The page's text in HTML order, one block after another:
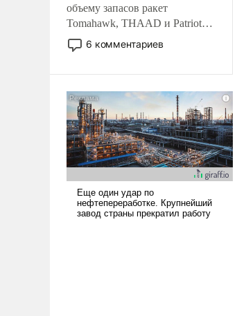
объему запасов ракет
Tomahawk, THAAD и Patriot
США потребуется более трех
лет. Даже небольшая война с
Сложившаяся ситуация
означает многолетний период
уязвимости США, например,
перед Китаем.
6 комментариев